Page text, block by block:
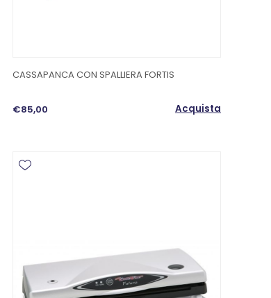
CASSAPANCA CON SPALLIERA FORTIS
€85,00 Acquista